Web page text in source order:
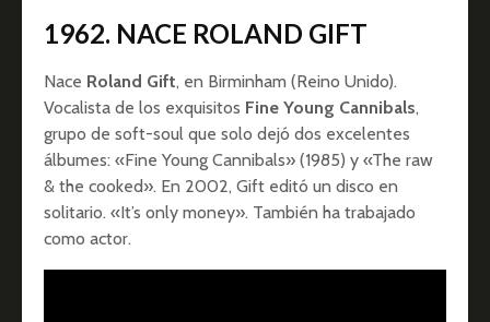
1962. NACE ROLAND GIFT
Nace Roland Gift, en Birminham (Reino Unido).
Vocalista de los exquisitos Fine Young Cannibals,
grupo de soft-soul que solo dejó dos excelentes
álbumes: «Fine Young Cannibals» (1985) y «The raw
& the cooked». En 2002, Gift editó un disco en
solitario. «It’s only money». También ha trabajado
como actor.